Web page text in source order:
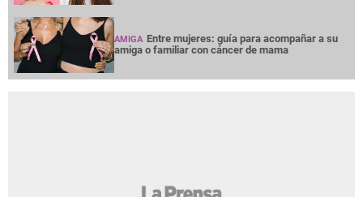
AMIGA Entre mujeres: guía para acompañar a su
amiga o familiar con cáncer de mama